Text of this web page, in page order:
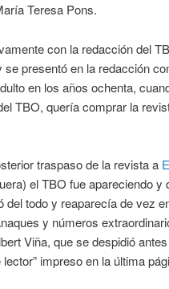
Teresa Pons.
con la redacción del
presentó en la redacción
en los años ochenta,
TBO, quería comprar la
traspaso de la revista a
el TBO fue apareciendo y
todo y reaparecía de vez
y números
Viña, que se despidió
impreso en la última